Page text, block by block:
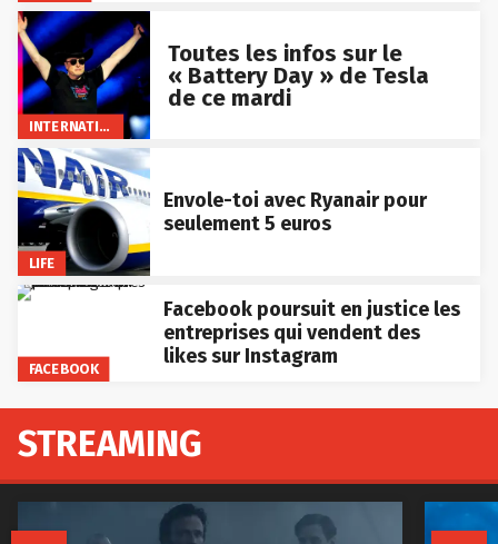
INTERNATIONAL
Toutes les infos sur le
« Battery Day » de Tesla
de ce mardi
LIFE
Envole-toi avec Ryanair pour
seulement 5 euros
FACEBOOK
Facebook poursuit en justice les
entreprises qui vendent des
likes sur Instagram
STREAMING